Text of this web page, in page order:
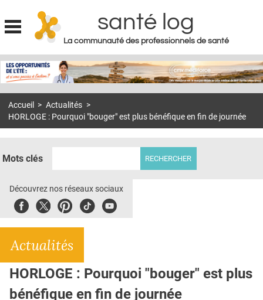
Jump to navigation
santé log
La communauté des professionnels de santé
MON COMPTE
S'ABONNER À LA REVUE SOIN À DOMICILE
DOSSIERS
E-REVUE SAD
L'APP
QUI SOMMES-NOUS ?
PUBLICITÉ
Accueil > Actualités >
HORLOGE : Pourquoi "bouger" est plus bénéfique en fin de journée
Mots clés
Découvrez nos réseaux sociaux
FacebookTwitterPinterest
TiktokYoubute
Actualités
HORLOGE : Pourquoi "bouger" est plus
bénéfique en fin de journée